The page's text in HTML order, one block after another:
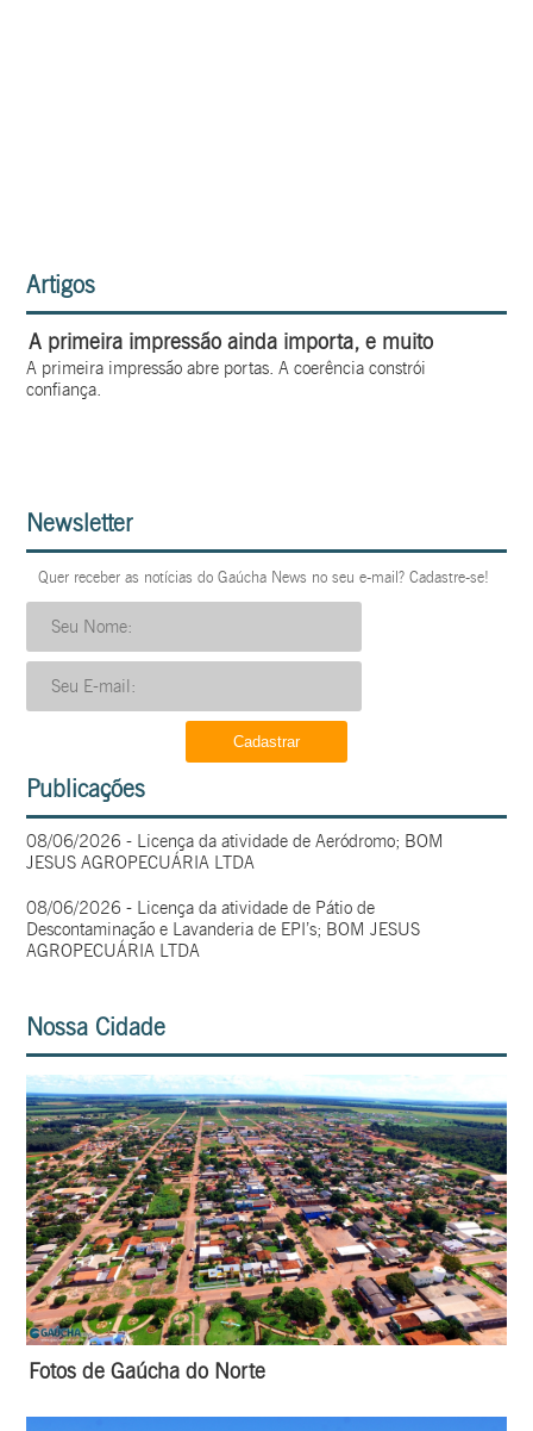
Artigos
A primeira impressão ainda importa, e muito
A primeira impressão abre portas. A coerência constrói
confiança.
Newsletter
Quer receber as notícias do Gaúcha News no seu e-mail? Cadastre-se!
Publicações
08/06/2026 - Licença da atividade de Aeródromo; BOM
JESUS AGROPECUÁRIA LTDA
08/06/2026 - Licença da atividade de Pátio de
Descontaminação e Lavanderia de EPI’s; BOM JESUS
AGROPECUÁRIA LTDA
Nossa Cidade
Fotos de Gaúcha do Norte